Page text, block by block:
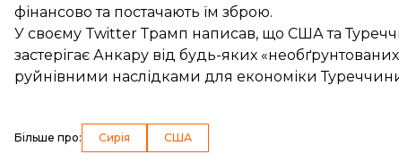
фінансово та постачають їм зброю.
У своєму Twitter Трамп написав, що США та
застерігає Анкару від будь-яких
руйнівними наслідками для економіки
Більше про: Сирія США